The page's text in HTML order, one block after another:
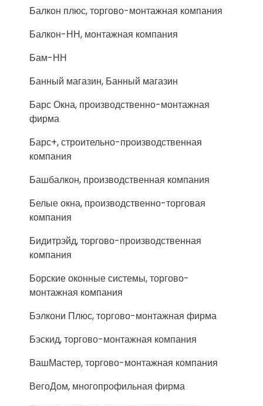
Балкон плюс, торгово-монтажная компания
Балкон-НН, монтажная компания
Бам-НН
Банный магазин, Банный магазин
Барс Окна, производственно-монтажная
фирма
Барс+, строительно-производственная
компания
Башбалкон, производственная компания
Белые окна, производственно-торговая
компания
Бидитрэйд, торгово-производственная
компания
Борские оконные системы, торгово-
монтажная компания
Бэлкони Плюс, торгово-монтажная фирма
Бэскид, торгово-монтажная компания
ВашМастер, торгово-монтажная компания
ВегоДом, многопрофильная фирма